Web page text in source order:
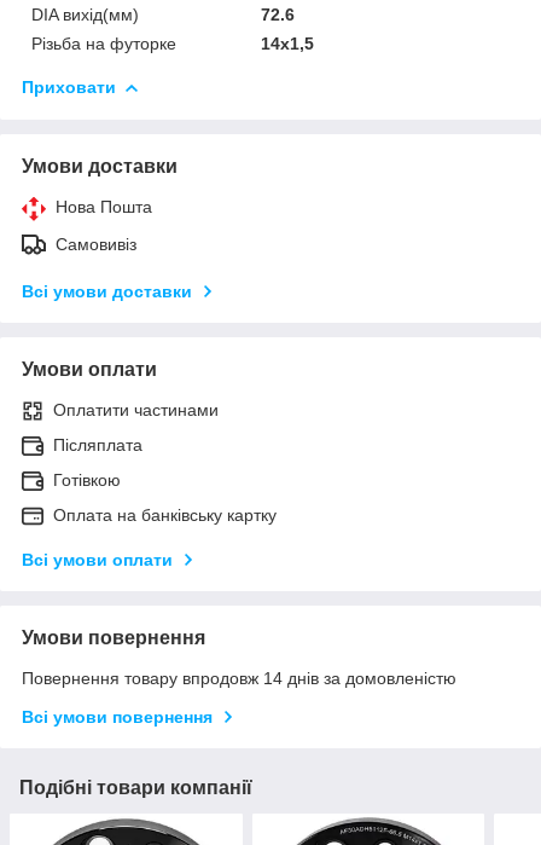
DIA вихід(мм)
72.6
Різьба на футорке
14х1,5
Приховати
Умови доставки
Нова Пошта
Самовивіз
Всі умови доставки
Умови оплати
Оплатити частинами
Післяплата
Готівкою
Оплата на банківську картку
Всі умови оплати
Умови повернення
Повернення товару впродовж 14 днів за домовленістю
Всі умови повернення
Подібні товари компанії